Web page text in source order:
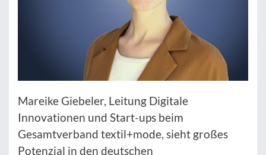
Mareike Giebeler, Leitung Digitale
Innovationen und Start-ups beim
Gesamtverband textil+mode, sieht großes
Potenzial in den deutschen